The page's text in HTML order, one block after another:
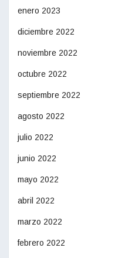
enero 2023
diciembre 2022
noviembre 2022
octubre 2022
septiembre 2022
agosto 2022
julio 2022
junio 2022
mayo 2022
abril 2022
marzo 2022
febrero 2022